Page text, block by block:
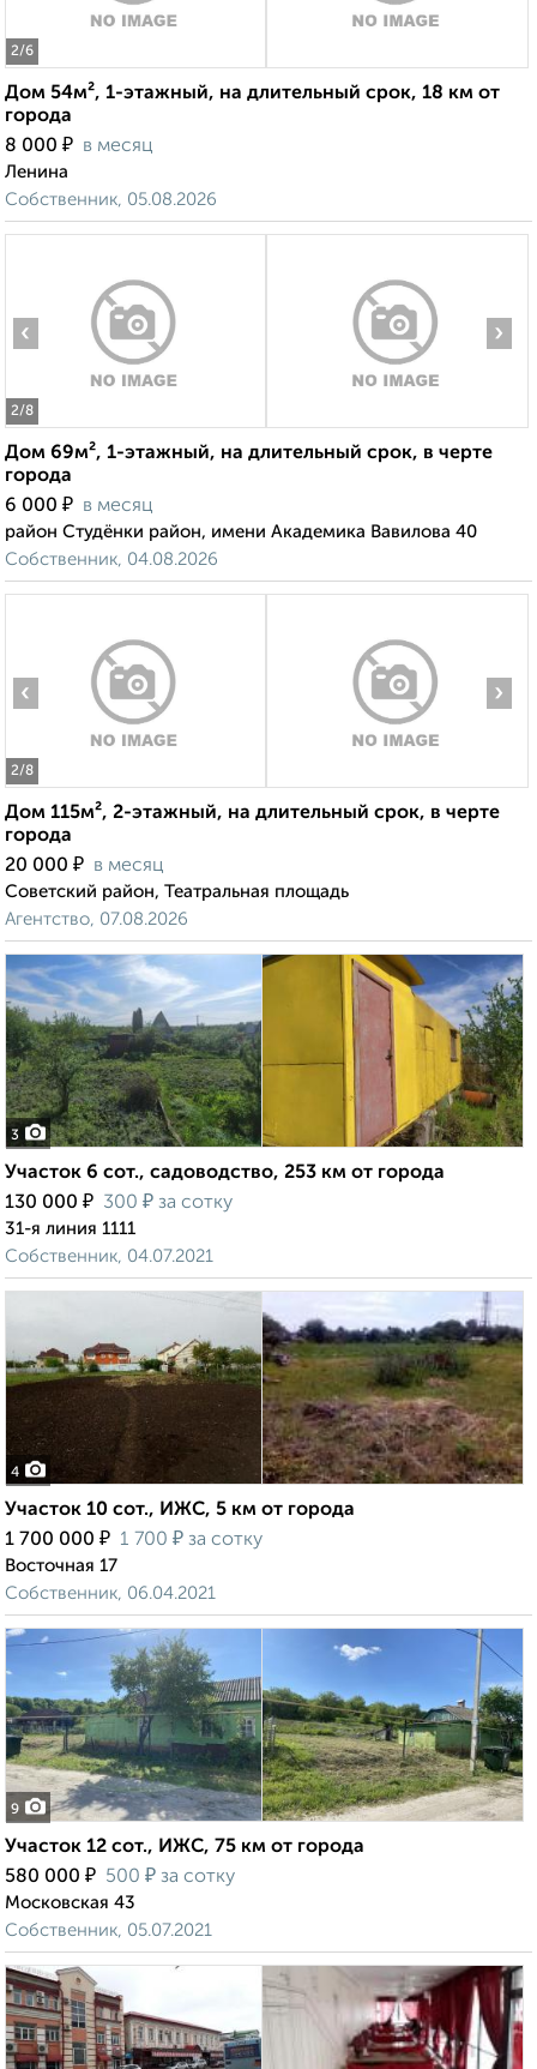
2/6
Дом 54м², 1-этажный, на длительный срок, 18 км от
города
8 000 ₽ в месяц
Ленина
Собственник, 05.08.2026
2/8
‹ ›
Дом 69м², 1-этажный, на длительный срок, в черте
города
6 000 ₽ в месяц
район Студёнки район, имени Академика Вавилова 40
Собственник, 04.08.2026
2/8
‹ ›
Дом 115м², 2-этажный, на длительный срок, в черте
города
20 000 ₽ в месяц
Советский район, Театральная площадь
Агентство, 07.08.2026
3
Участок 6 сот., садоводство, 253 км от города
130 000 ₽ 300 ₽ за сотку
31-я линия 1111
Собственник, 04.07.2021
4
Участок 10 сот., ИЖС, 5 км от города
1 700 000 ₽ 1 700 ₽ за сотку
Восточная 17
Собственник, 06.04.2021
9
Участок 12 сот., ИЖС, 75 км от города
580 000 ₽ 500 ₽ за сотку
Московская 43
Собственник, 05.07.2021